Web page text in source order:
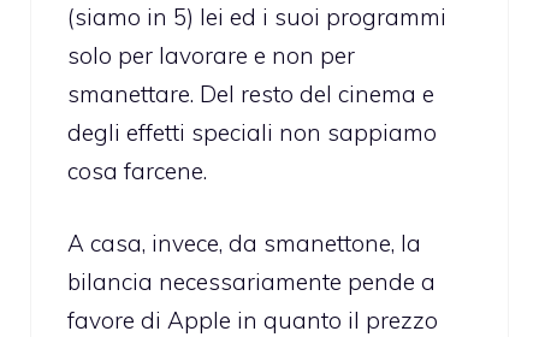
(siamo in 5) lei ed i suoi programmi
solo per lavorare e non per
smanettare. Del resto del cinema e
degli effetti speciali non sappiamo
cosa farcene.
A casa, invece, da smanettone, la
bilancia necessariamente pende a
favore di Apple in quanto il prezzo